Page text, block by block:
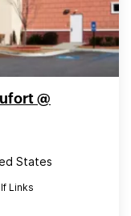
@
States
Links